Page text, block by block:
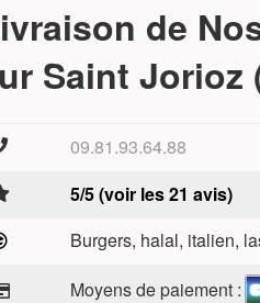
de
Saint Jorioz
09.81.93.64.88
5/5 (voir les 21 avis)
Burgers, halal, italien,
Moyens de paiement :